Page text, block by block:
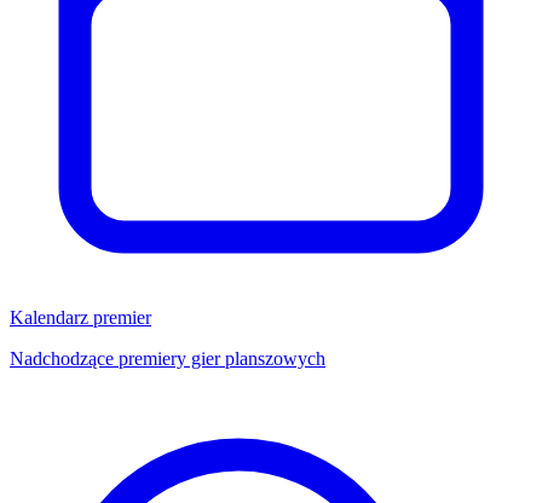
Kalendarz premier
Nadchodzące premiery gier planszowych